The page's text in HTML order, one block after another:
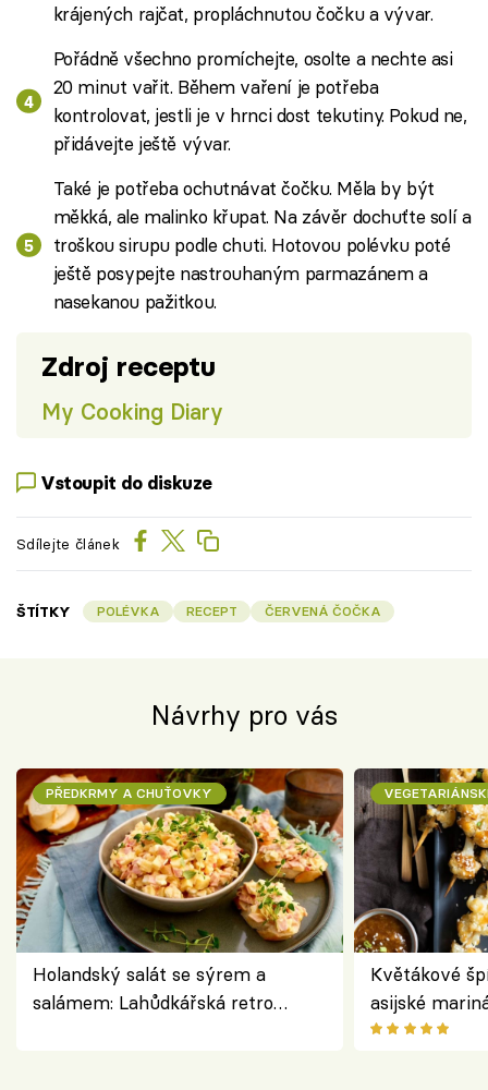
krájených rajčat, propláchnutou čočku a vývar.
Pořádně všechno promíchejte, osolte a nechte asi
20 minut vařit. Během vaření je potřeba
kontrolovat, jestli je v hrnci dost tekutiny. Pokud ne,
přidávejte ještě vývar.
Také je potřeba ochutnávat čočku. Měla by být
měkká, ale malinko křupat. Na závěr dochuťte solí a
troškou sirupu podle chuti. Hotovou polévku poté
ještě posypejte nastrouhaným parmazánem a
nasekanou pažitkou.
Zdroj receptu
My Cooking Diary
Vstoupit do diskuze
Sdílejte článek
ŠTÍTKY POLÉVKA RECEPT ČERVENÁ ČOČKA
Návrhy pro vás
PŘEDKRMY A CHUŤOVKY
Holandský salát se sýrem a
salámem: Lahůdkářská retro
Květákové
asijské
chuťovka z